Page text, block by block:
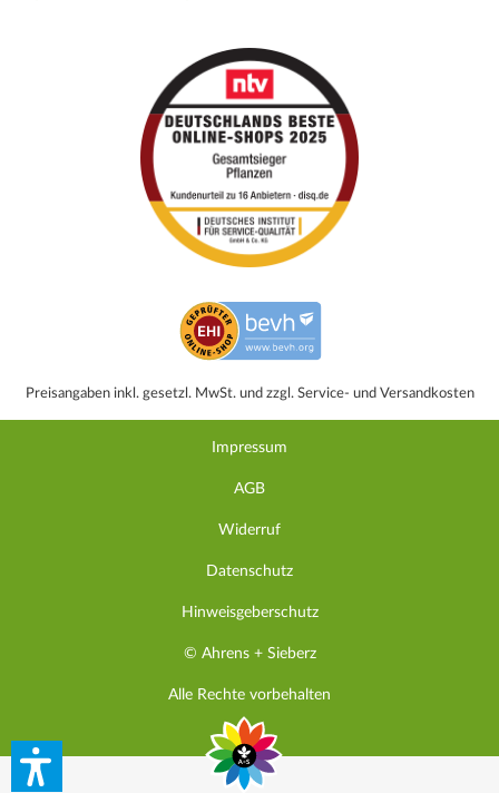
Preisangaben inkl. gesetzl. MwSt. und zzgl. Service- und Versandkosten
Impressum
AGB
Widerruf
Datenschutz
Hinweisgeberschutz
© Ahrens + Sieberz
Alle Rechte vorbehalten